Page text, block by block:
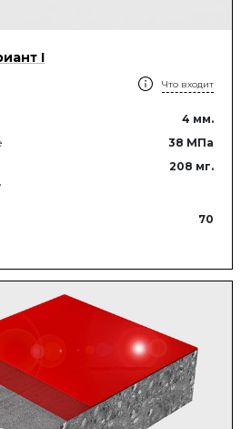
I
Что входит
4 мм.
38 МПа
208 мг.
70